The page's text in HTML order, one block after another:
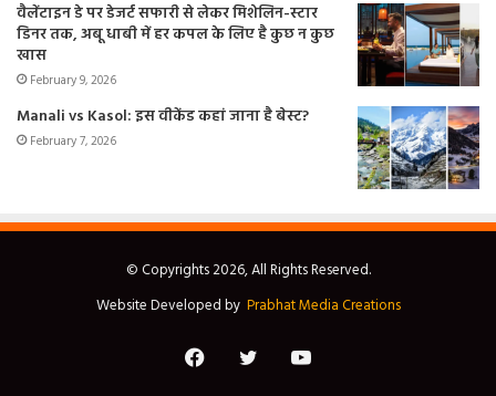
वैलेंटाइन डे पर डेजर्ट सफारी से लेकर मिशेलिन-स्टार
डिनर तक, अबू धाबी में हर कपल के लिए है कुछ न कुछ
खास
February 9, 2026
Manali vs Kasol: इस वीकेंड कहां जाना है बेस्ट?
February 7, 2026
© Copyrights 2026, All Rights Reserved.
Website Developed by Prabhat Media Creations
FacebookTwitterYouTube